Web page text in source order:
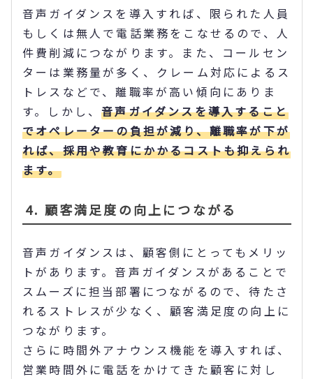
音声ガイダンスを導入すれば、限られた人員
もしくは無人で電話業務をこなせるので、人
件費削減につながります。また、コールセン
ターは業務量が多く、クレーム対応によるス
トレスなどで、離職率が高い傾向にありま
す。しかし、音声ガイダンスを導入すること
でオペレーターの負担が減り、離職率が下が
れば、採用や教育にかかるコストも抑えられ
ます。
4. 顧客満足度の向上につながる
音声ガイダンスは、顧客側にとってもメリッ
トがあります。音声ガイダンスがあることで
スムーズに担当部署につながるので、待たさ
れるストレスが少なく、顧客満足度の向上に
つながります。
さらに時間外アナウンス機能を導入すれば、
営業時間外に電話をかけてきた顧客に対し